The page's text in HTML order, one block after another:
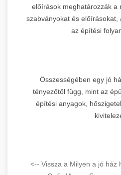
előírások meghatározzák a
szabványokat és előírásokat,
az építési
Összességében egy jó
tényezőtől függ, mint az
építési anyagok,
<-- Vissza a Milyen a jó ház